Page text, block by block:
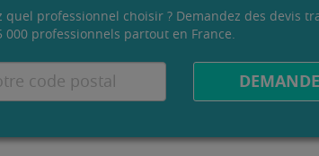
professionnel choisir ? Demandez des devis
professionnels partout en France.